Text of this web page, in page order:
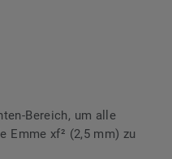
Bereich, um alle
Emme xf² (2,5 mm) zu